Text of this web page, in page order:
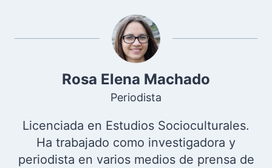
Rosa Elena Machado
Periodista
Licenciada en Estudios Socioculturales.
Ha trabajado como investigadora y
periodista en varios medios de prensa de